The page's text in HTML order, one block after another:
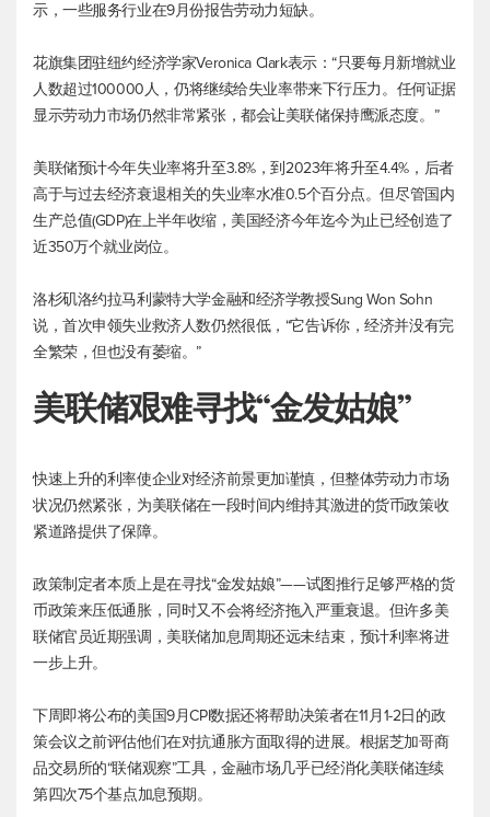
示，一些服务行业在9月份报告劳动力短缺。
花旗集团驻纽约经济学家Veronica Clark表示：“只要每月新增就业
人数超过100000人，仍将继续给失业率带来下行压力。任何证据
显示劳动力市场仍然非常紧张，都会让美联储保持鹰派态度。”
美联储预计今年失业率将升至3.8%，到2023年将升至4.4%，后者
高于与过去经济衰退相关的失业率水准0.5个百分点。但尽管国内
生产总值(GDP)在上半年收缩，美国经济今年迄今为止已经创造了
近350万个就业岗位。
洛杉矶洛约拉马利蒙特大学金融和经济学教授Sung Won Sohn
说，首次申领失业救济人数仍然很低，“它告诉你，经济并没有完
全繁荣，但也没有萎缩。”
美联储艰难寻找“金发姑娘”
快速上升的利率使企业对经济前景更加谨慎，但整体劳动力市场
状况仍然紧张，为美联储在一段时间内维持其激进的货币政策收
紧道路提供了保障。
政策制定者本质上是在寻找“金发姑娘”——试图推行足够严格的货
币政策来压低通胀，同时又不会将经济拖入严重衰退。但许多美
联储官员近期强调，美联储加息周期还远未结束，预计利率将进
一步上升。
下周即将公布的美国9月CPI数据还将帮助决策者在11月1-2日的政
策会议之前评估他们在对抗通胀方面取得的进展。根据芝加哥商
品交易所的“联储观察”工具，金融市场几乎已经消化美联储连续
第四次75个基点加息预期。